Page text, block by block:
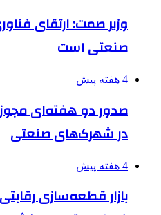
وزیر صمت: ارتقای
صنعتی است
4 هفته پیش
صدور دو هفته‌ای
در شهرک‌های صنعتی
4 هفته پیش